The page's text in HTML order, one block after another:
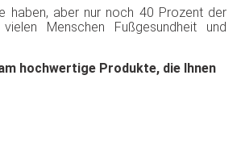
haben, aber nur noch 40 Prozent der
Menschen Fußgesundheit und
hochwertige Produkte, die Ihnen